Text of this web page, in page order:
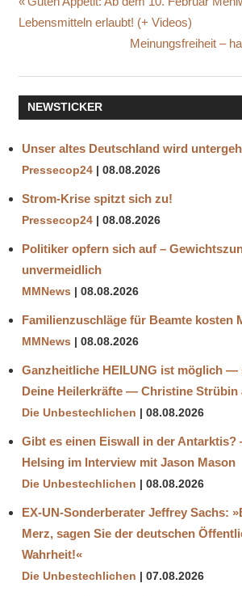
Beitragsnavigation
Beitrag:
Lebensmitteln erlaubt! (+ Videos)
Nächster
Meinungsfreiheit –
NEWSTICKER
Unser altes Deutschland wird
Pressecop24 08.08.2026
Strom-Krise spitzt sich zu!
Pressecop24 08.08.2026
Politiker opfern sich auf –
unvermeidlich
MMNews 08.08.2026
Familienzuschläge für Beamte kosten
MMNews 08.08.2026
Ganzheitliche HEILUNG ist möglich —
Deine Heilerkräfte — Christine Strübin
Die Unbestechlichen 08.08.2026
Gibt es einen Eiswall in der
Helsing im Interview mit Jason Mason
Die Unbestechlichen 08.08.2026
EX-UN-Sonderberater Jeffrey Sachs:
Merz, sagen Sie der deutschen
Wahrheit!«
Die Unbestechlichen 07.08.2026